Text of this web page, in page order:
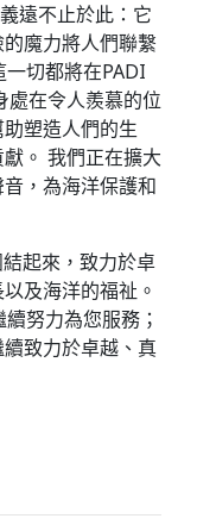
遠不止於此：它
魔力將人們聯繫
切都將在PADI
處在令人羨慕的位
塑造人們的生
。 我們正在擴大
，為海洋保護和
起來，致力於卓
及海洋的福祉。
努力為您服務；
致力於卓越、真